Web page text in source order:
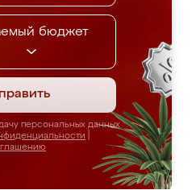
бюджет
персональных данных